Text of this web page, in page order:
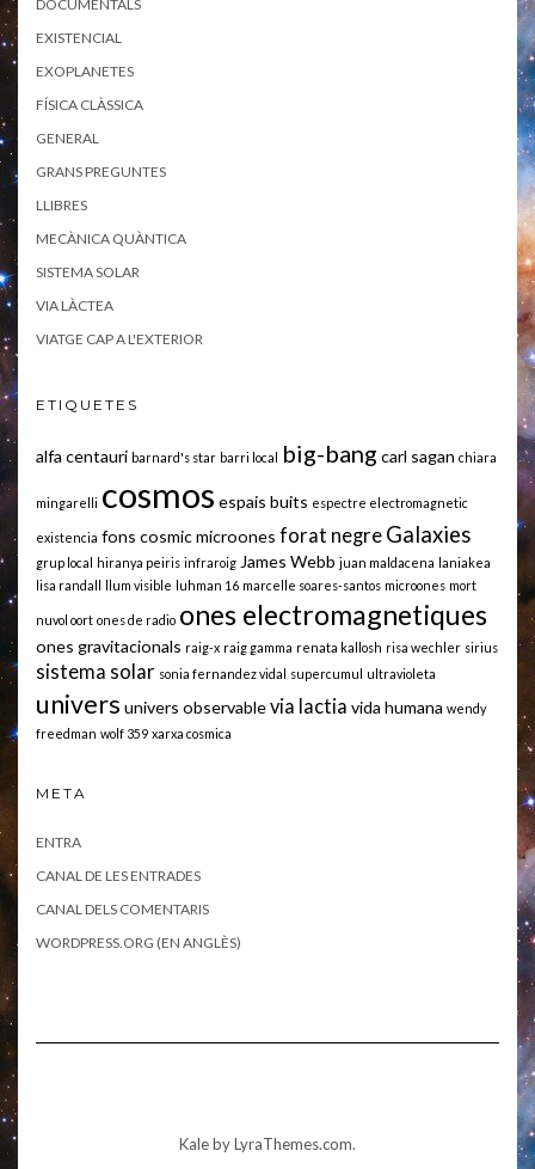
DOCUMENTALS
EXISTENCIAL
EXOPLANETES
FÍSICA CLÀSSICA
GENERAL
GRANS PREGUNTES
LLIBRES
MECÀNICA QUÀNTICA
SISTEMA SOLAR
VIA LÀCTEA
VIATGE CAP A L'EXTERIOR
ETIQUETES
alfa centauri barnard's star barri local big-bang carl sagan chiara
mingarelli cosmos espais buits espectre electromagnetic
existencia fons cosmic microones forat negre Galaxies
grup local hiranya peiris infraroig James Webb juan maldacena laniakea
lisa randall llum visible luhman 16 marcelle soares-santos microones mort
nuvol oort ones de radio ones electromagnetiques
ones gravitacionals raig-x raig gamma renata kallosh risa wechler sirius
sistema solar sonia fernandez vidal supercumul ultravioleta
univers univers observablevia lactia vida humana wendy
freedman wolf 359 xarxa cosmica
META
ENTRA
CANAL DE LES ENTRADES
CANAL DELS COMENTARIS
WORDPRESS.ORG (EN ANGLÈS)
Kaleby LyraThemes.com.